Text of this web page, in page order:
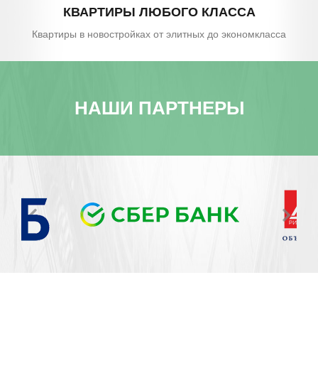
КВАРТИРЫ ЛЮБОГО КЛАССА
Квартиры в новостройках от элитных до экономкласса
НАШИ ПАРТНЕРЫ